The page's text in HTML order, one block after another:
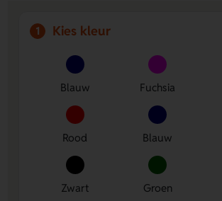
of voorkeur.
Personalisatie mogelijk
opdruk zetten op de patch.
Warm en stevig materiaal– Gemaakt
polyester voor optimaal comfort in de
1 Kies kleur
Blauw Fuchsia
Rood Blauw
Zwart Groen